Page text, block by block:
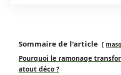
Sommaire de l'article
Pourquoi le ramonage
atout déco ?